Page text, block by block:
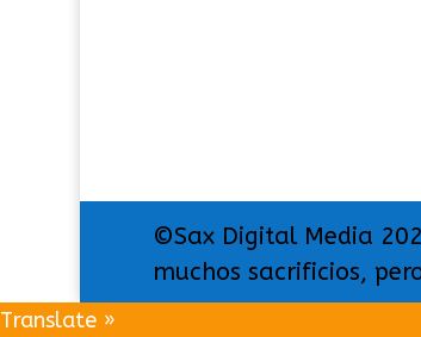
©Sax Digital Media
muchos sacrificios,
Translate »